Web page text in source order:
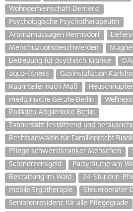
Wohngemeinschaft Demenz
Psychologische Psychotherapeutin
Aromamassagen Hermsdorf
Menstruationsbeschwerden
Betreuung für psychisch Kranke
aqua-fitness
Gasinstallation
Raumteiler nach Maß
medizinische Geräte Berlin
Rolläden Altglienicke Berlin
Zahnersatz festsitzend und
Rechtsanwältin für Familienrecht
Pflege schwerstkranker Menschen
Schmerzensgeld
Partyräume am
Bestattung im Wald
24-Stunden-
mobile Ergotherapie
Steuerberater
Seniorenresidenz für alle Pflegegrade